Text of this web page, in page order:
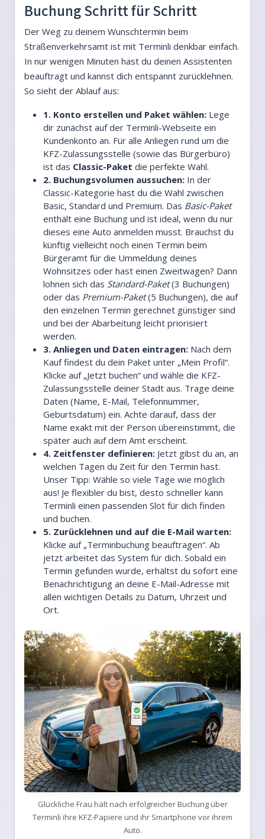
Buchung Schritt für Schritt
Der Weg zu deinem Wunschtermin beim
Straßenverkehrsamt ist mit Terminli denkbar einfach.
In nur wenigen Minuten hast du deinen Assistenten
beauftragt und kannst dich entspannt zurücklehnen.
So sieht der Ablauf aus:
1. Konto erstellen und Paket wählen: Lege
dir zunächst auf der Terminli-Webseite ein
Kundenkonto an. Für alle Anliegen rund um die
KFZ-Zulassungsstelle (sowie das Bürgerbüro)
ist das Classic-Paket die perfekte Wahl.
2. Buchungsvolumen aussuchen: In der
Classic-Kategorie hast du die Wahl zwischen
Basic, Standard und Premium. Das Basic-Paket
enthält eine Buchung und ist ideal, wenn du nur
dieses eine Auto anmelden musst. Brauchst du
künftig vielleicht noch einen Termin beim
Bürgeramt für die Ummeldung deines
Wohnsitzes oder hast einen Zweitwagen? Dann
lohnen sich das Standard-Paket(3 Buchungen)
oder das Premium-Paket(5 Buchungen), die auf
den einzelnen Termin gerechnet günstiger sind
und bei der Abarbeitung leicht priorisiert
werden.
3. Anliegen und Daten eintragen: Nach dem
Kauf findest du dein Paket unter „Mein Profil“.
Klicke auf „Jetzt buchen“ und wähle die KFZ-
Zulassungsstelle deiner Stadt aus. Trage deine
Daten (Name, E-Mail, Telefonnummer,
Geburtsdatum) ein. Achte darauf, dass der
Name exakt mit der Person übereinstimmt, die
später auch auf dem Amt erscheint.
4. Zeitfenster definieren: Jetzt gibst du an, an
welchen Tagen du Zeit für den Termin hast.
Unser Tipp: Wähle so viele Tage wie möglich
aus! Je flexibler du bist, desto schneller kann
Terminli einen passenden Slot für dich finden
und buchen.
5. Zurücklehnen und auf die E-Mail warten:
Klicke auf „Terminbuchung beauftragen“. Ab
jetzt arbeitet das System für dich. Sobald ein
Termin gefunden wurde, erhältst du sofort eine
Benachrichtigung an deine E-Mail-Adresse mit
allen wichtigen Details zu Datum, Uhrzeit und
Ort.
Glückliche Frau hält nach erfolgreicher Buchung über
Terminli ihre KFZ-Papiere und ihr Smartphone vor ihrem
Auto.